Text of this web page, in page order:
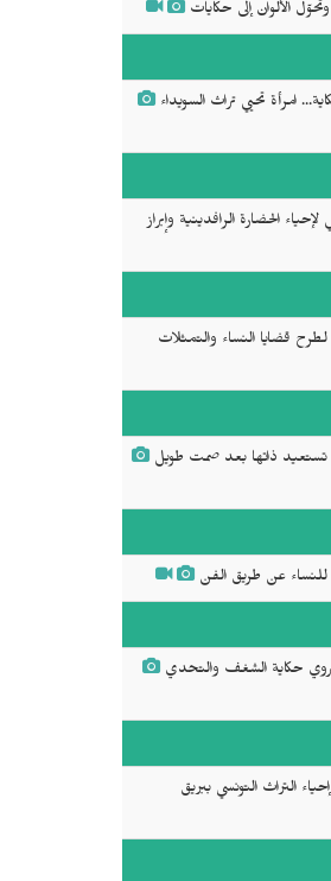
الألوان إلى حكايات
امرأة تحيي تراث السويداء
الحضارة الرافدينية وإبراز
قضايا النساء والتمثلات
ذاتها بعد صمت طويل
للنساء عن طريق الفن
يروي حكاية الشغف والتحدي
التراث التونسي ببريق